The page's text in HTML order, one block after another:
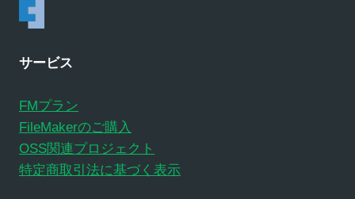
サービス
FMプラン
FileMakerのご購入
OSS関連プロジェクト
特定商取引法に基づく表示